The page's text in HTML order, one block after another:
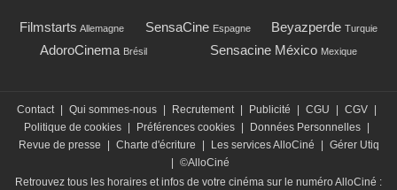
Filmstarts Allemagne SensaCine Espagne Beyazperde Turquie
AdoroCinema Brésil Sensacine México Mexique
Contact Qui sommes-nous Recrutement Publicité CGU CGV
Politique de cookies
Préférences cookies Données Personnelles
Revue de presse
Charte d'écriture Les services AlloCiné
Gérer Utiq
©AlloCiné
Retrouvez tous les horaires et infos de votre cinéma sur le numéro AlloCiné :